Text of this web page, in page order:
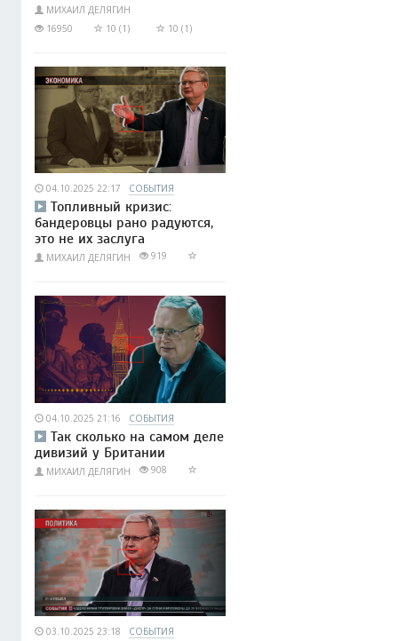
МИХАИЛ ДЕЛЯГИН
16950
10 (1) 10 (1)
04.10.2025 22:17 СОБЫТИЯ
Топливный кризис:
бандеровцы рано радуются,
это не их заслуга
МИХАИЛ ДЕЛЯГИН 919
04.10.2025 21:16 СОБЫТИЯ
Так сколько на самом деле
дивизий у Британии
МИХАИЛ ДЕЛЯГИН 908
03.10.2025 23:18 СОБЫТИЯ